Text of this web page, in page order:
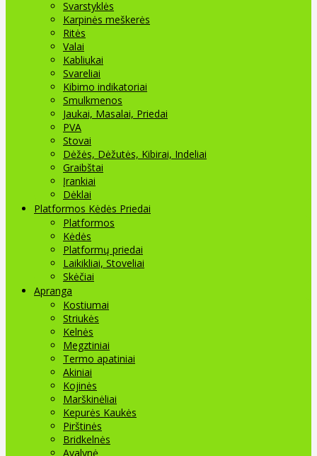
Svarstyklės
Karpinės meškerės
Ritės
Valai
Kabliukai
Svareliai
Kibimo indikatoriai
Smulkmenos
Jaukai, Masalai, Priedai
PVA
Stovai
Dėžės, Dėžutės, Kibirai, Indeliai
Graibštai
Įrankiai
Dėklai
Platformos Kėdės Priedai
Platformos
Kėdės
Platformų priedai
Laikikliai, Stoveliai
Skėčiai
Apranga
Kostiumai
Striukės
Kelnės
Megztiniai
Termo apatiniai
Akiniai
Kojinės
Marškinėliai
Kepurės Kaukės
Pirštinės
Bridkelnės
Avalynė